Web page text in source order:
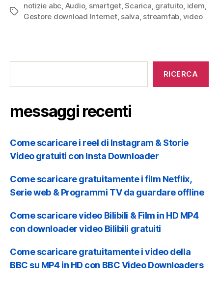
Tag
notizie abc Audio, smartget,Scarica gratuito idem
Gestore download Internet, salva streamfab video
messaggi
RICERCA
messaggi recenti
Come scaricare i reel di Instagram & Storie
Video gratuiti con Insta Downloader
Come scaricare gratuitamente i film Netflix,
Serie web & Programmi TV da guardare offline
Come scaricare video Bilibili & Film in HD MP4
con downloader video Bilibili gratuiti
Come scaricare gratuitamente i video della
BBC su MP4 in HD con BBC Video Downloaders